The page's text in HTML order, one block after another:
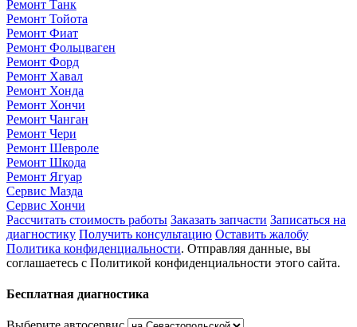
Ремонт Танк
Ремонт Тойота
Ремонт Фиат
Ремонт Фольцваген
Ремонт Форд
Ремонт Хавал
Ремонт Хонда
Ремонт Хончи
Ремонт Чанган
Ремонт Чери
Ремонт Шевроле
Ремонт Шкода
Ремонт Ягуар
Сервис Мазда
Сервис Хончи
Рассчитать стоимость работы Заказать запчасти Записаться на
диагностику Получить консультацию Оставить жалобу
Политика конфиденциальности. Отправляя данные, вы
соглашаетесь с Политикой конфиденциальности этого сайта.
Бесплатная диагностика